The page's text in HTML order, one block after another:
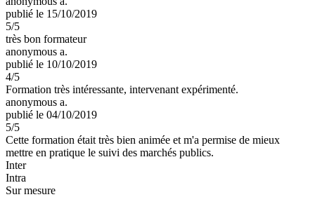
publié le 15/10/2019
5/5
très bon formateur
anonymous a.
publié le 10/10/2019
4/5
Formation très intéressante, intervenant expérimenté.
anonymous a.
publié le 04/10/2019
5/5
Cette formation était très bien animée et m'a permise de mieux
mettre en pratique le suivi des marchés publics.
Inter
Intra
Sur mesure